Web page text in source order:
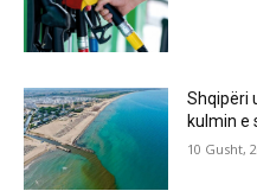
Shqipëri
kulmin e
10 Gusht,